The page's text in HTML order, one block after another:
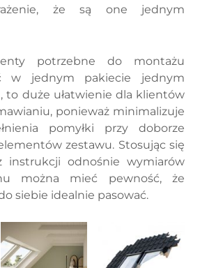
że są one jednym
potrzebne do montażu
w jednym pakiecie jednym
duże ułatwienie dla klientów
ponieważ minimalizuje
pomyłki przy doborze
zestawu. Stosując się
instrukcji odnośnie wymiarów
można mieć pewność, że
siebie idealnie pasować.